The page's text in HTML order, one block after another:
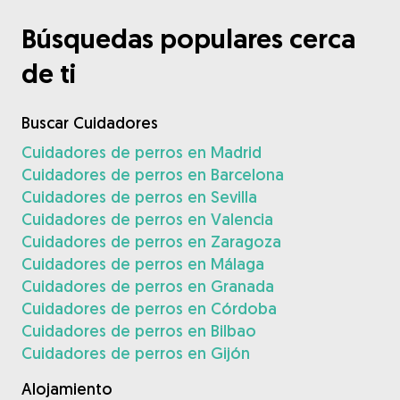
Búsquedas populares cerca
de ti
Buscar Cuidadores
Cuidadores de perros en Madrid
Cuidadores de perros en Barcelona
Cuidadores de perros en Sevilla
Cuidadores de perros en Valencia
Cuidadores de perros en Zaragoza
Cuidadores de perros en Málaga
Cuidadores de perros en Granada
Cuidadores de perros en Córdoba
Cuidadores de perros en Bilbao
Cuidadores de perros en Gijón
Alojamiento